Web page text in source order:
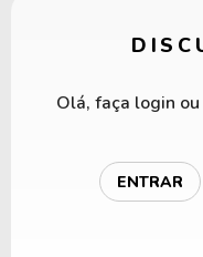
Olá, faça login
ENTRAR